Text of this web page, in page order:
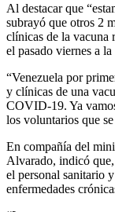
Al destacar que
subrayó que otros 2
clínicas de la vacuna
el pasado viernes a
“Venezuela por
y clínicas de una
COVID-19. Ya
los voluntarios que
En compañía del
Alvarado, indicó
el personal sanitario
enfermedades